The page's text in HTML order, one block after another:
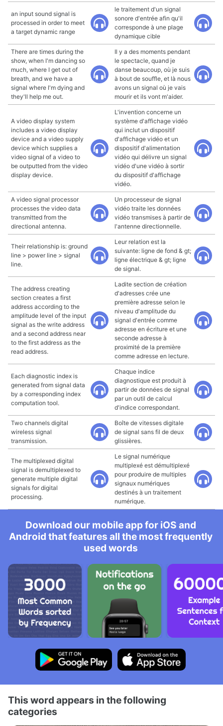
an input sound signal is
processed in order to meet
a target dynamic range
le traitement d'un signal
sonore d'entrée afin qu'il
corresponde à une plage
dynamique cible
There are times during the
show, when I'm dancing so
much, where I get out of
breath, and we have a
signal where I'm dying and
they'll help me out.
Il y a des moments pendant
le spectacle, quand je
danse beaucoup, où je suis
à bout de souffle, et là nous
avons un signal où je vais
mourir et ils vont m'aider.
A video display system
includes a video display
device and a video supply
device which supplies a
video signal of a video to
be outputted from the video
display device.
L'invention concerne un
système d'affichage vidéo
qui inclut un dispositif
d'affichage vidéo et un
dispositif d'alimentation
vidéo qui délivre un signal
vidéo d'une vidéo à sortir
du dispositif d'affichage
vidéo.
A video signal processor
processes the video data
transmitted from the
directional antenna.
Un processeur de signal
vidéo traite les données
vidéo transmises à partir de
l'antenne directionnelle.
Their relationship is: ground
line > power line > signal
line.
Leur relation est la
suivante: ligne de fond & gt;
ligne électrique & gt; ligne
de signal.
The address creating
section creates a first
address according to the
amplitude level of the input
signal as the write address
and a second address near
to the first address as the
read address.
Ladite section de création
d'adresses crée une
première adresse selon le
niveau d'amplitude du
signal d'entrée comme
adresse en écriture et une
seconde adresse à
proximité de la première
comme adresse en lecture.
Each diagnostic index is
generated from signal data
by a corresponding index
computation tool.
Chaque indice
diagnostique est produit à
partir de données de signal
par un outil de calcul
d'indice correspondant.
Two channels digital
wireless signal
transmission.
Boîte de vitesses digitale
de signal sans fil de deux
glissières.
The multiplexed digital
signal is demultiplexed to
generate multiple digital
signals for digital
processing.
Le signal numérique
multiplexé est démultiplexé
pour produire de multiples
signaux numériques
destinés à un traitement
numérique.
Download our mobile app for iOS and
Android that features all the most frequently
used words
This word appears in the following
categories